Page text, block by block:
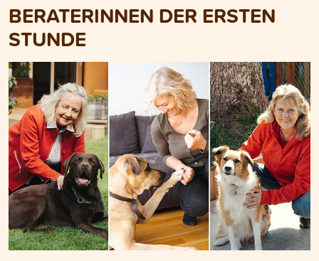
BERATERINNEN DER ERSTEN
STUNDE